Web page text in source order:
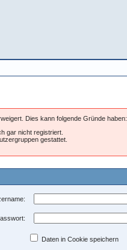
Dies kann folgende Gründe haben:
gar nicht registriert.
gestattet.
Daten in Cookie speichern